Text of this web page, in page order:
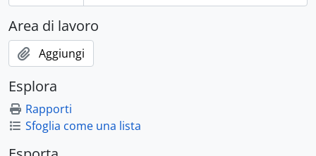
Area di lavoro
Aggiungi
Esplora
Rapporti
Sfoglia come una lista